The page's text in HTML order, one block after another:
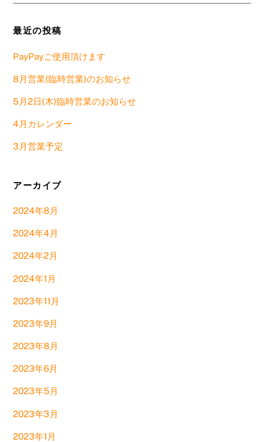
最近の投稿
PayPayご使用頂けます
8月営業(臨時営業)のお知らせ
5月2日(木)臨時営業のお知らせ
4月カレンダー
3月営業予定
アーカイブ
2024年8月
2024年4月
2024年2月
2024年1月
2023年11月
2023年9月
2023年8月
2023年6月
2023年5月
2023年3月
2023年1月